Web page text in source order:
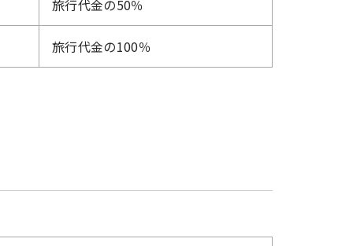
旅行代金の50％
旅行代金の100％